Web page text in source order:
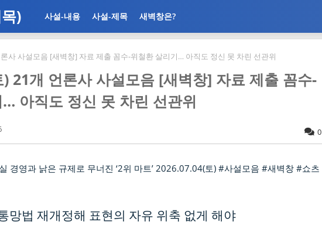
) 사설-내용 사설-제목 새벽창은?
사 사설모음 [새벽창] 자료 제출 꼼수-위철환 살리기… 아직도 정신 못 차린 선관위
21개 언론사 사설모음 [새벽창] 자료 제출 꼼수-
아직도 정신 못 차린 선관위
0
망법 재개정해 표현의 자유 위축 없게 해야